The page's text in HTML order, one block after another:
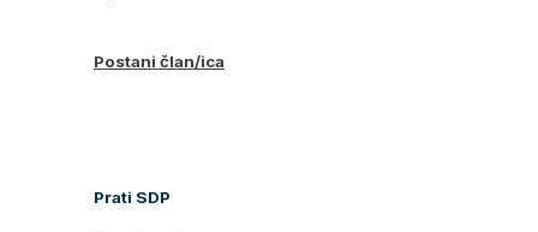
Postani član/ica
Prati SDP